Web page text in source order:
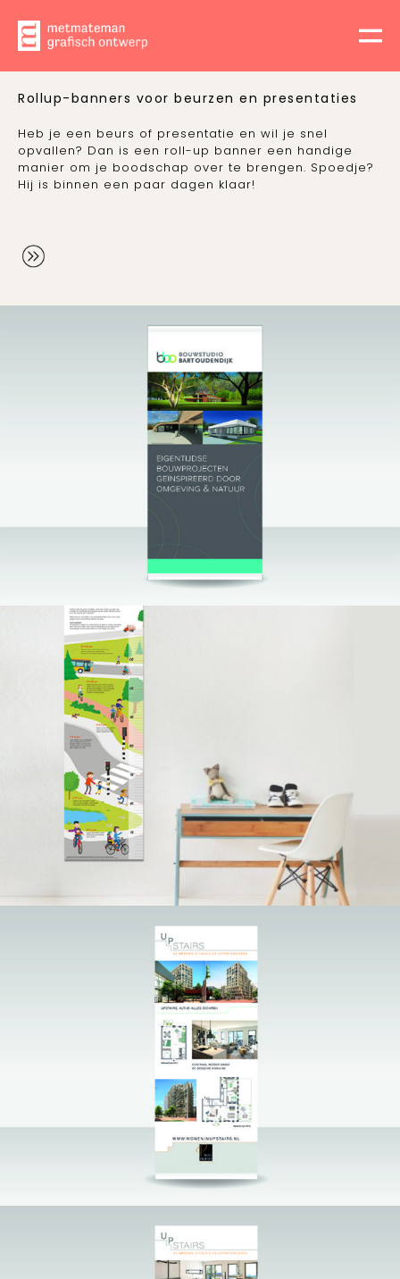
Rollup-banners voor beurzen en presentaties
Heb je een beurs of presentatie en wil je snel
opvallen? Dan is een roll-up banner een handige
manier om je boodschap over te brengen. Spoedje?
Hij is binnen een paar dagen klaar!